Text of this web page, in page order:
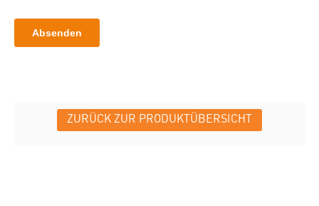
ZURÜCK ZUR PRODUKTÜBERSICHT